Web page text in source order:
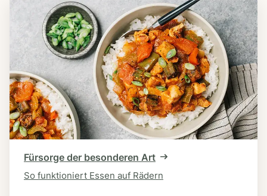
Fürsorge der besonderen Art
So funktioniert Essen auf Rädern